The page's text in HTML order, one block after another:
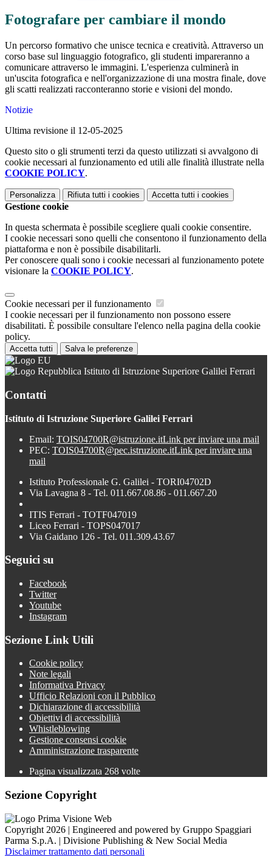
Fotografare per cambiare il mondo
Un percorso formativo che unisce tecnica e creatività. Attraverso un
corso base sul linguaggio fotografico, gli studenti impareranno a
comunicare attraverso le immagini. L'esperienza culminerà in
un'uscita fotografica e nell'organizzazione di una mostra finale, dove
gli scatti realizzati racconteranno storie e visioni del mondo.
Notizie
Ultima revisione il 12-05-2025
Questo sito o gli strumenti terzi da questo utilizzati si avvalgono di
cookie necessari al funzionamento ed utili alle finalità illustrate nella
COOKIE POLICY.
Personalizza Rifiuta tutti i cookies Accetta tutti i cookies
Gestione cookie
In questa schermata è possibile scegliere quali cookie consentire.
I cookie necessari sono quelli che consentono il funzionamento della
piattaforma e non è possibile disabilitarli.
Per conoscere quali sono i cookie necessari al funzionamento potete
visionare la COOKIE POLICY.
Cookie necessari per il funzionamento
I cookie necessari per il funzionamento non possono essere
disabilitati. È possibile consultare l'elenco nella pagina della cookie
policy.
Accetta tutti Salva le preferenze
Istituto di Istruzione Superiore Galilei Ferrari
Contatti
Istituto di Istruzione Superiore Galilei Ferrari
Email: TOIS04700R@istruzione.itLink per inviare una mail
PEC: TOIS04700R@pec.istruzione.itLink per inviare una
mail
Istituto Professionale G. Galilei - TORI04702D
Via Lavagna 8 - Tel. 011.667.08.86 - 011.667.20
ITIS Ferrari - TOTF047019
Liceo Ferrari - TOPS047017
Via Gaidano 126 - Tel. 011.309.43.67
Seguici su
Facebook
Twitter
Youtube
Instagram
Sezione Link Utili
Cookie policy
Note legali
Informativa Privacy
Ufficio Relazioni con il Pubblico
Dichiarazione di accessibilità
Obiettivi di accessibilità
Whistleblowing
Gestione consensi cookie
Amministrazione trasparente
Pagina visualizzata 268 volte
Sezione Copyright
Copyright 2026 | Engineered and powered by Gruppo Spaggiari
Parma S.p.A. | Divisione Publishing & New Social Media
Disclaimer trattamento dati personali